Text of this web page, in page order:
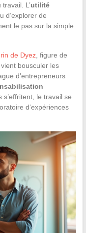
L’utilité
d’explorer de
le pas sur la simple
de Dyez, figure de
bousculer les
d’entrepreneurs
le travail se
d’expériences